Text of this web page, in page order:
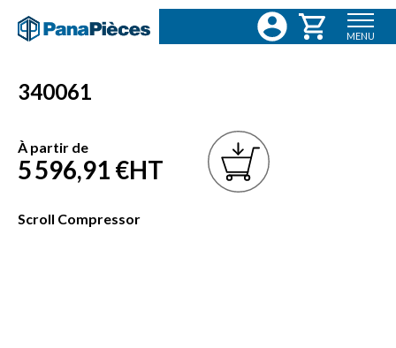
MENU
340061
À partir de
5 596,91 €HT
Scroll Compressor